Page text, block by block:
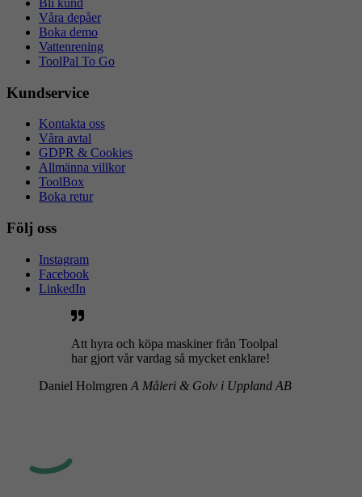
Bli kund
Våra depåer
Boka demo
Vattenrening
ToolPal To Go
Kundservice
Kontakta oss
Våra avtal
GDPR & Cookies
Allmänna villkor
ToolBox
Boka retur
Följ oss
Instagram
Facebook
LinkedIn
Att hyra och köpa maskiner från Toolpal
har gjort vår vardag så mycket enklare!
Daniel Holmgren A Måleri & Golv i Uppland AB